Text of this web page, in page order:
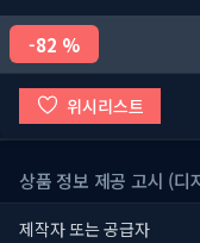
82 %
위시리스트
상품 정보 제공 고시 (디
제작자 또는 공급자